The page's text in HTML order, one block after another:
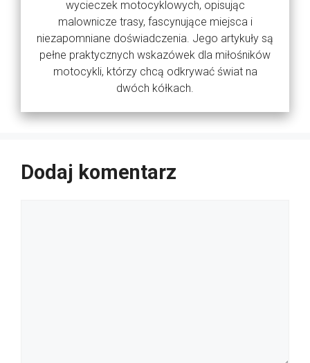
wycieczek motocyklowych, opisując
malownicze trasy, fascynujące miejsca i
niezapomniane doświadczenia. Jego artykuły są
pełne praktycznych wskazówek dla miłośników
motocykli, którzy chcą odkrywać świat na
dwóch kółkach.
Dodaj komentarz